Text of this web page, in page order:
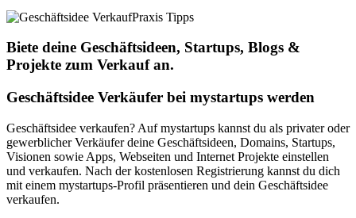
Praxis Tipps
Biete deine Geschäftsideen, Startups, Blogs &
Projekte zum Verkauf an.
Geschäftsidee Verkäufer bei mystartups werden
Geschäftsidee verkaufen? Auf mystartups kannst du als privater oder
gewerblicher Verkäufer deine Geschäftsideen, Domains, Startups,
Visionen sowie Apps, Webseiten und Internet Projekte einstellen
und verkaufen. Nach der kostenlosen Registrierung kannst du dich
mit einem mystartups-Profil präsentieren und dein Geschäftsidee
verkaufen.